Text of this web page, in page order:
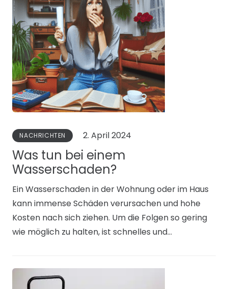
NACHRICHTEN 2. April 2024
Was tun bei einem
Wasserschaden?
Ein Wasserschaden in der Wohnung oder im Haus
kann immense Schäden verursachen und hohe
Kosten nach sich ziehen. Um die Folgen so gering
wie möglich zu halten, ist schnelles und…